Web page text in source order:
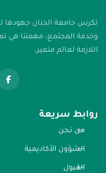
تكرس جامعة الجنان جهودها
وخدمة المجتمع. مهمتنا هي
اللازمة لعالم متغير.
روابط سريعة
من نحن
الشؤون الأكاديمية
القبول